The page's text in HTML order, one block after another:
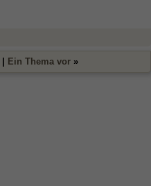
Ein Thema vor »